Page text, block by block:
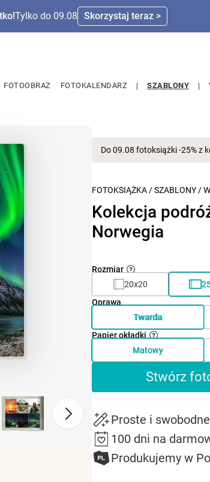
Tylko do 09.08 Skorzystaj teraz >
FOTOOBRAZ FOTOKALENDARZ SZABLONY
Do 09.08 fotoksiążki -25% z
FOTOKSIĄŻKA /SZABLONY /
Kolekcja
Norwegia
Rozmiar
20x20
Oprawa
Twarda
Papier okładki
Matowy
Stwórz
Proste i
100 dni na
Produkujemy w